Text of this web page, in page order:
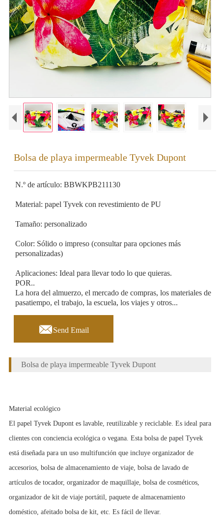
Bolsa de playa impermeable Tyvek Dupont
N.º de artículo: BBWKPB211130
Material: papel Tyvek con revestimiento de PU
Tamaño: personalizado
Color: Sólido o impreso (consultar para opciones más
personalizadas)
Aplicaciones: Ideal para llevar todo lo que quieras.
POR..
La hora del almuerzo, el mercado de compras, los materiales de
pasatiempo, el trabajo, la escuela, los viajes y otros...
Send Email
Bolsa de playa impermeable Tyvek Dupont
Material ecológico
El papel Tyvek Dupont es lavable, reutilizable y reciclable. Es ideal para
clientes con conciencia ecológica o vegana. Esta bolsa de papel Tyvek
está diseñada para un uso multifunción que incluye organizador de
accesorios, bolsa de almacenamiento de viaje, bolsa de lavado de
artículos de tocador, organizador de maquillaje, bolsa de cosméticos,
organizador de kit de viaje portátil, paquete de almacenamiento
doméstico, afeitado bolsa de kit, etc. Es fácil de llevar.